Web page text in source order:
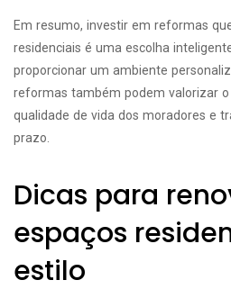
Em resumo, investir em reformas
residenciais é uma escolha
proporcionar um ambiente
reformas também podem valorizar
qualidade de vida dos moradores e
prazo.
Dicas para
espaços
estilo